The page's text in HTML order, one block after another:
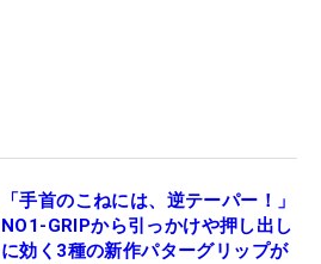
「手首のこねには、逆テーパー！」
NO1-GRIPから引っかけや押し出し
に効く3種の新作パターグリップが